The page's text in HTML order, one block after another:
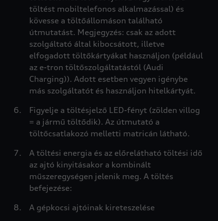
töltést mobiltelefonos alkalmazással) és
kövesse a töltőállomáson található
útmutatást. Megjegyzés: csak az adott
szolgáltató által kibocsátott, illetve
elfogadott töltőkártyákat használjon (például
az e-tron töltőszolgáltatástól (Audi
Charging)). Adott esetben vegyen igénybe
más szolgáltatót és használjon hitelkártyát.
Figyelje a töltésjelző LED-fényt (zölden villog
= a jármű töltődik). Az útmutató a
töltőcsatlakozó melletti matricán látható.
A töltési energia és az előrelátható töltési idő
az ajtó kinyitásakor a kombinált
műszeregységen jelenik meg. A töltés
befejezése:
A gépkocsi ajtóinak kireteszelése